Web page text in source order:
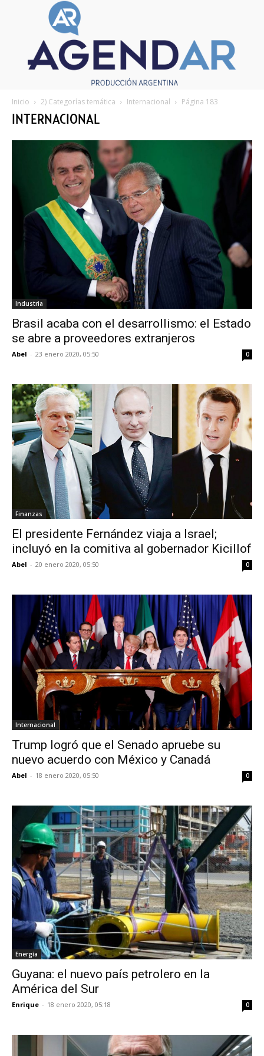
Inicio 2) Categorías temática Internacional Página 183
INTERNACIONAL
Industria
Brasil acaba con el desarrollismo: el Estado
se abre a proveedores extranjeros
Abel - 23 enero 2020, 05:50 0
Finanzas
El presidente Fernández viaja a Israel;
incluyó en la comitiva al gobernador Kicillof
Abel - 20 enero 2020, 05:50 0
Internacional
Trump logró que el Senado apruebe su
nuevo acuerdo con México y Canadá
Abel - 18 enero 2020, 05:50 0
Energía
Guyana: el nuevo país petrolero en la
América del Sur
Enrique - 18 enero 2020, 05:18 0